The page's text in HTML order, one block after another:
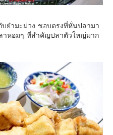
ยำมะม่วง ชอบตรงที่หั่นปลามา
าหอมๆ ที่สำคัญปลาตัวใหญ่มาก